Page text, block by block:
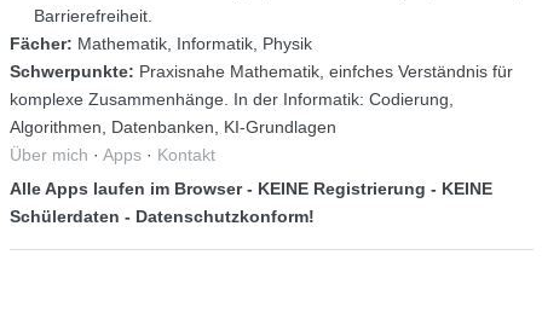
Barrierefreiheit.
Fächer: Mathematik, Informatik, Physik
Schwerpunkte: Praxisnahe Mathematik, einfches Verständnis für
komplexe Zusammenhänge. In der Informatik: Codierung,
Algorithmen, Datenbanken, KI-Grundlagen
Über mich · Apps· Kontakt
Alle Apps laufen im Browser - KEINE Registrierung - KEINE
Schülerdaten - Datenschutzkonform!